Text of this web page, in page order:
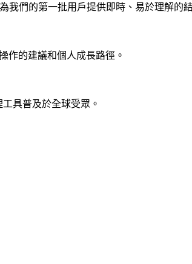
我們的第一批用戶提供即時、易於理解的
作的建議和個人成長路徑。
具普及於全球受眾。